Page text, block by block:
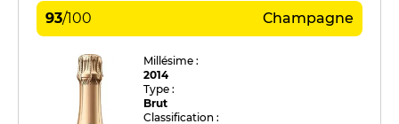
93/100 Champagne
Millésime :
2014
Type :
Brut
Classification :